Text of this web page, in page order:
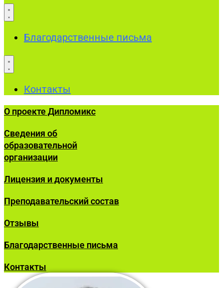
Благодарственные письма
Контакты
О проекте Дипломикс
Сведения об
образовательной
организации
Лицензия и документы
Преподавательский состав
Отзывы
Благодарственные письма
Контакты